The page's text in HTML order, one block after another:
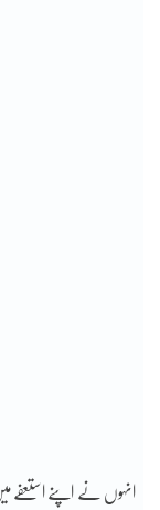
انہوں نے اپنے استعفے